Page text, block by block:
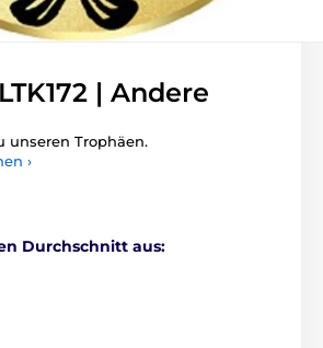
| Andere
unseren Trophäen.
›
Durchschnitt aus: